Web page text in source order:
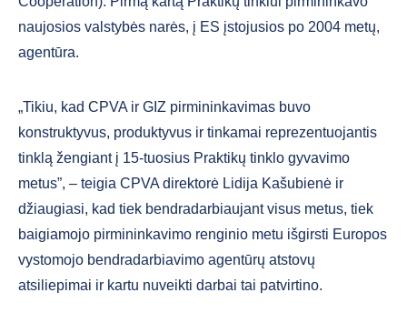
naujosios valstybės narės, į ES įstojusios po 2004 metų,
agentūra.
„Tikiu, kad CPVA ir GIZ pirmininkavimas buvo
konstruktyvus, produktyvus ir tinkamai reprezentuojantis
tinklą žengiant į 15-tuosius Praktikų tinklo gyvavimo
metus”, –​ teigia CPVA direktorė Lidija Kašubienė ir
džiaugiasi, kad tiek bendradarbiaujant visus metus, tiek
baigiamojo pirmininkavimo renginio metu išgirsti Europos
vystomojo bendradarbiavimo agentūrų atstovų
atsiliepimai ir kartu nuveikti darbai tai patvirtino.